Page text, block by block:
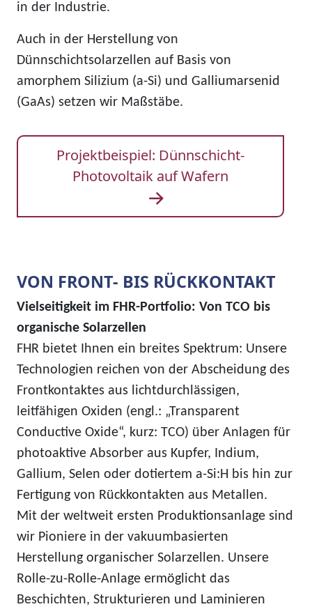
in der Industrie.
Auch in der Herstellung von
Dünnschichtsolarzellen auf Basis von
amorphem Silizium (a-Si) und Galliumarsenid
(GaAs) setzen wir Maßstäbe.
Projektbeispiel: Dünnschicht-
Photovoltaik auf Wafern
VON FRONT- BIS RÜCKKONTAKT
Vielseitigkeit im FHR-Portfolio: Von TCO bis
organische Solarzellen
FHR bietet Ihnen ein breites Spektrum: Unsere
Technologien reichen von der Abscheidung des
Frontkontaktes aus lichtdurchlässigen,
leitfähigen Oxiden (engl.: „Transparent
Conductive Oxide“, kurz: TCO) über Anlagen für
photoaktive Absorber aus Kupfer, Indium,
Gallium, Selen oder dotiertem a-Si:H bis hin zur
Fertigung von Rückkontakten aus Metallen.
Mit der weltweit ersten Produktionsanlage sind
wir Pioniere in der vakuumbasierten
Herstellung organischer Solarzellen. Unsere
Rolle-zu-Rolle-Anlage ermöglicht das
Beschichten, Strukturieren und Laminieren